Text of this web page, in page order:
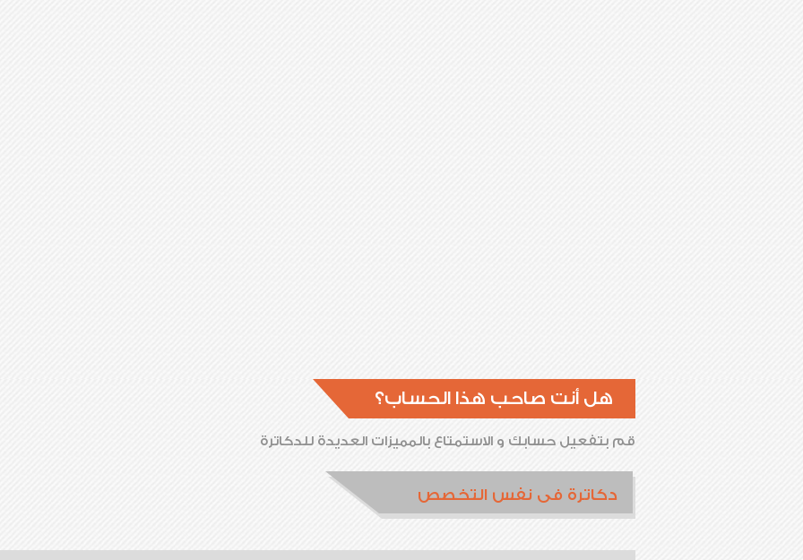
هل أنت صاحب هذا الحساب؟
قم بتفعيل حسابك و الاستمتاع بالمميزات العديدة للدكاترة
دكاترة فى نفس التخصص